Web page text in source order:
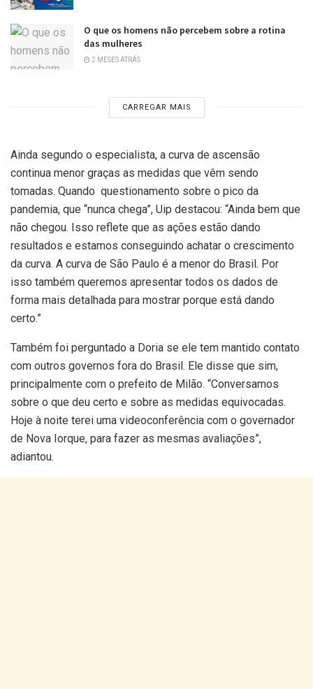
O que os homens não percebem sobre a rotina
das mulheres
2 MESES ATRÁS
CARREGAR MAIS
Ainda segundo o especialista, a curva de ascensão
continua menor graças as medidas que vêm sendo
tomadas. Quando questionamento sobre o pico da
pandemia, que “nunca chega”, Uip destacou: “Ainda bem que
não chegou. Isso reflete que as ações estão dando
resultados e estamos conseguindo achatar o crescimento
da curva. A curva de São Paulo é a menor do Brasil. Por
isso também queremos apresentar todos os dados de
forma mais detalhada para mostrar porque está dando
certo.”
Também foi perguntado a Doria se ele tem mantido contato
com outros governos fora do Brasil. Ele disse que sim,
principalmente com o prefeito de Milão. “Conversamos
sobre o que deu certo e sobre as medidas equivocadas.
Hoje à noite terei uma videoconferência com o governador
de Nova Iorque, para fazer as mesmas avaliações”,
adiantou.